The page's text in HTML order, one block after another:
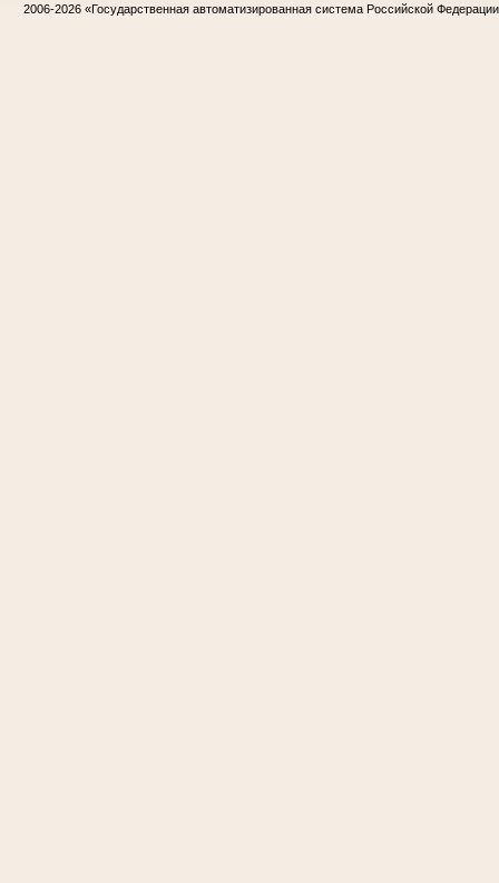
2006-2026 «Государственная автоматизированная система Российской